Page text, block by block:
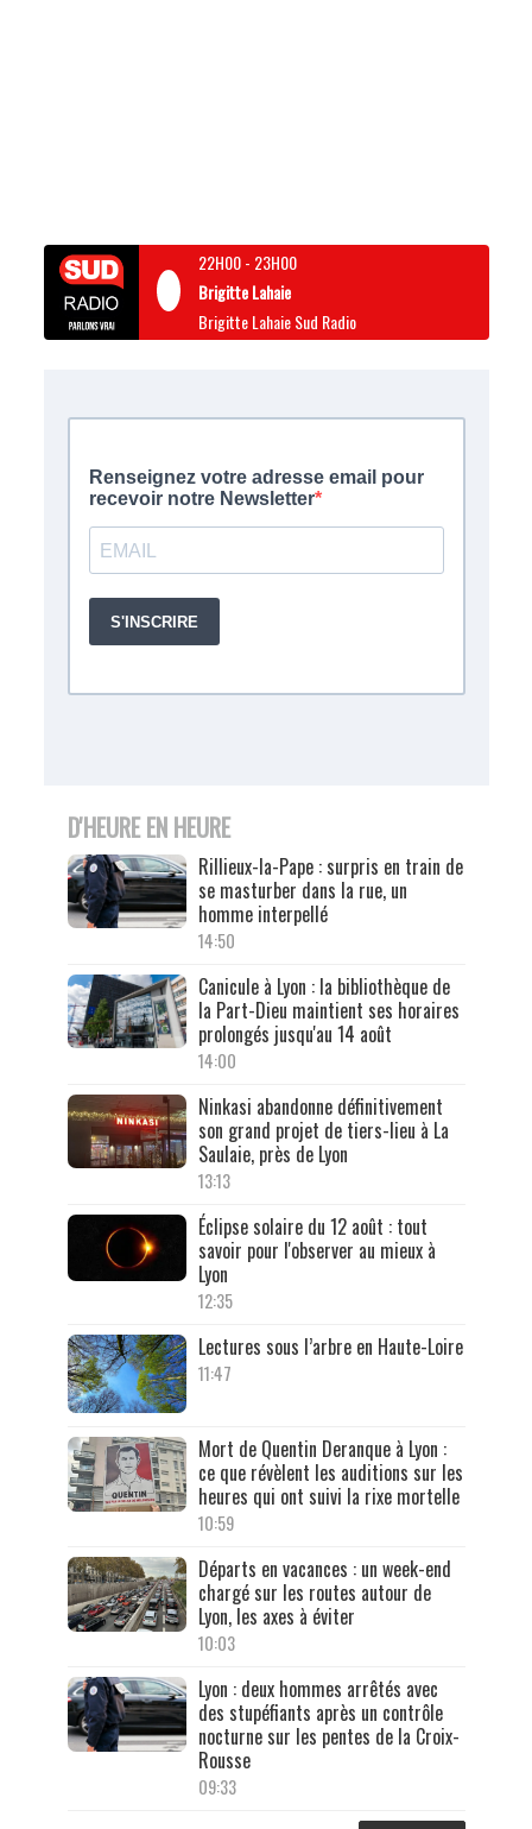
22H00- 23H00
Brigitte Lahaie
Brigitte Lahaie Sud Radio
D'HEURE EN HEURE
Rillieux-la-Pape : surpris en train de
se masturber dans la rue, un
homme interpellé
14:50
Canicule à Lyon : la bibliothèque de
la Part-Dieu maintient ses horaires
prolongés jusqu'au 14 août
14:00
Ninkasi abandonne définitivement
son grand projet de tiers-lieu à La
Saulaie, près de Lyon
13:13
Éclipse solaire du 12 août : tout
savoir pour l'observer au mieux à
Lyon
12:35
Lectures sous l’arbre en Haute-Loire
11:47
Mort de Quentin Deranque à Lyon :
ce que révèlent les auditions sur les
heures qui ont suivi la rixe mortelle
10:59
Départs en vacances : un week-end
chargé sur les routes autour de
Lyon, les axes à éviter
10:03
Lyon : deux hommes arrêtés avec
des stupéfiants après un contrôle
nocturne sur les pentes de la Croix-
Rousse
09:33